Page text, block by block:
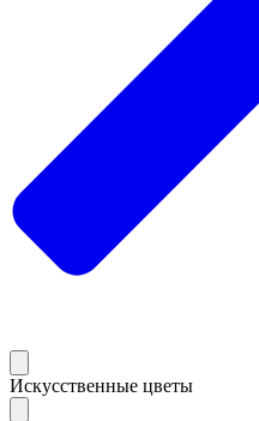
Искусственные цветы